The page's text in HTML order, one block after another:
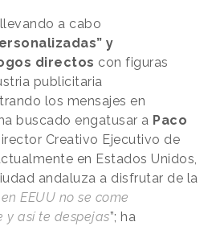
a cabo
y
directos con figuras
publicitaria
los mensajes en
buscado engatusar a Paco
Creativo Ejecutivo de
en Estados Unidos,
andaluza a disfrutar de la
EEUU no se come
y así te despejas”; ha